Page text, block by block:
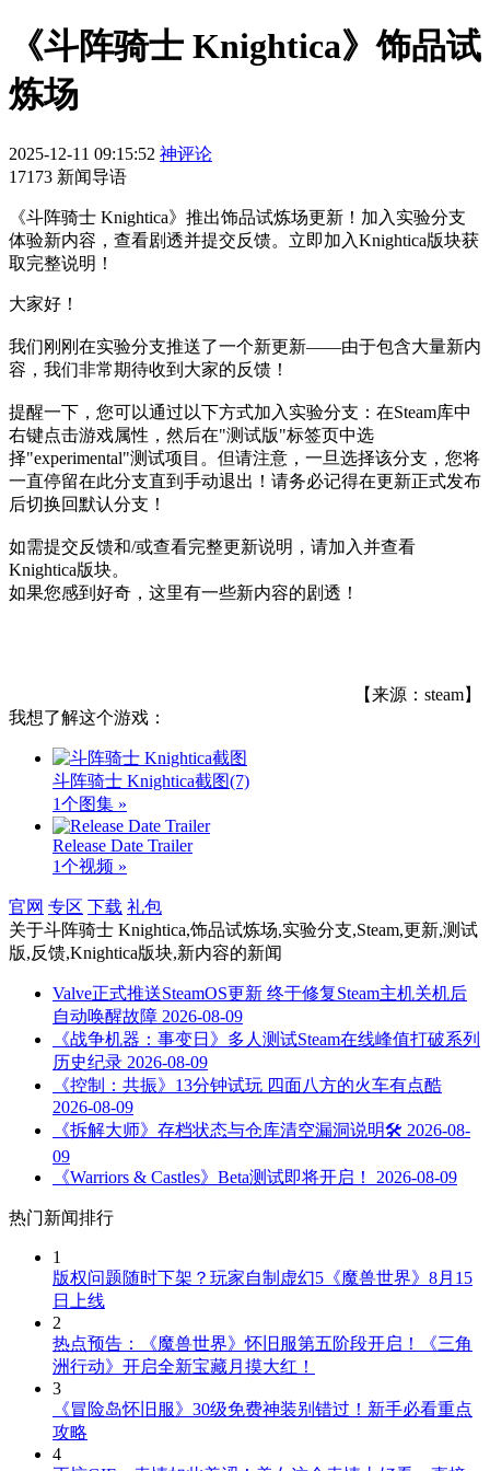
《斗阵骑士 Knightica》饰品试
炼场
2025-12-11 09:15:52 神评论
17173 新闻导语
《斗阵骑士 Knightica》推出饰品试炼场更新！加入实验分支
体验新内容，查看剧透并提交反馈。立即加入Knightica版块获
取完整说明！
大家好！
我们刚刚在实验分支推送了一个新更新——由于包含大量新内
容，我们非常期待收到大家的反馈！
提醒一下，您可以通过以下方式加入实验分支：在Steam库中
右键点击游戏属性，然后在"测试版"标签页中选
择"experimental"测试项目。但请注意，一旦选择该分支，您将
一直停留在此分支直到手动退出！请务必记得在更新正式发布
后切换回默认分支！
如需提交反馈和/或查看完整更新说明，请加入并查看
Knightica版块。
如果您感到好奇，这里有一些新内容的剧透！
【来源：steam】
我想了解这个游戏：
斗阵骑士 Knightica截图(7)
1个图集 »
Release Date Trailer
1个视频 »
官网 专区 下载 礼包
关于斗阵骑士 Knightica,饰品试炼场,实验分支,Steam,更新,测试
版,反馈,Knightica版块,新内容的新闻
Valve正式推送SteamOS更新 终于修复Steam主机关机后
自动唤醒故障 2026-08-09
《战争机器：事变日》多人测试Steam在线峰值打破系列
历史纪录 2026-08-09
《控制：共振》13分钟试玩 四面八方的火车有点酷
2026-08-09
《拆解大师》存档状态与仓库清空漏洞说明🛠️ 2026-08-
09
《Warriors & Castles》Beta测试即将开启！
2026-08-09
热门新闻排行
1
版权问题随时下架？玩家自制虚幻5《魔兽世界》8月15
日上线
2
热点预告：《魔兽世界》怀旧服第五阶段开启！《三角
洲行动》开启全新宝藏月摸大红！
3
《冒险岛怀旧服》30级免费神装别错过！新手必看重点
攻略
4